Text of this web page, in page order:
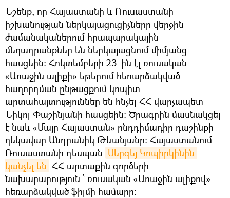
Նշենք, որ Հայաստանի և Ռուսաստանի
իշխանության ներկայացուցիչները վերջին
ժամանականերում հրապարակային
մեղադրանքներ են ներկայացնում միմյանց
հասցեին։ Հոկտեմբերի 23–ին էլ ռուսական
«Առաջին ալիքի» եթերում հեռարձակված
հաղորդման ընթացքում կոպիտ
արտահայտություններ են հնչել ՀՀ վարչապետ
Նիկոլ Փաշինյանի հասցեին: Ծրագրին մասնակցել
է նաև «Մայր Հայաստան» ընդդիմադիր դաշինքի
ղեկավար Անդրանիկ Թևանյանը: Հայաստանում
Ռուսաստանի դեսպան Սերգեյ Կոպիրկինին
կանչել են ՀՀ արտաքին գործերի
նախարարություն ՝ ռուսական «Առաջին ալիքով»
հեռարձակված ֆիլմի համարը։